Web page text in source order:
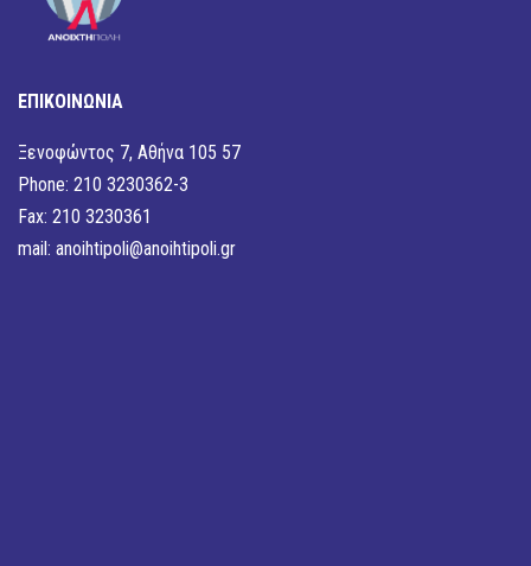
ΕΠΙΚΟΙΝΩΝΙΑ
Ξενοφώντος 7, Αθήνα 105 57
Phone: 210 3230362-3
Fax: 210 3230361
mail: anoihtipoli@anoihtipoli.gr